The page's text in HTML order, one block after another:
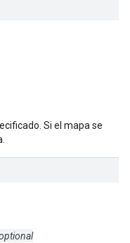
Si el mapa se